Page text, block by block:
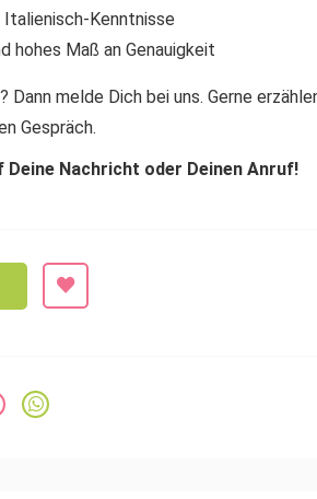
Kenntnisse
hohes Maß an Genauigkeit
Dann melde Dich bei uns. Gerne
Gespräch.
Deine Nachricht oder Deinen Anruf!